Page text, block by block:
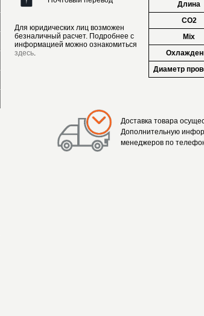
Для юридических лиц возможен
безналичный расчет. Подробнее с
информацией можно ознакомиться
здесь.
Длина
CO2
Mix
Диаметр
Доставка товара
Дополнительную
менеджеров по